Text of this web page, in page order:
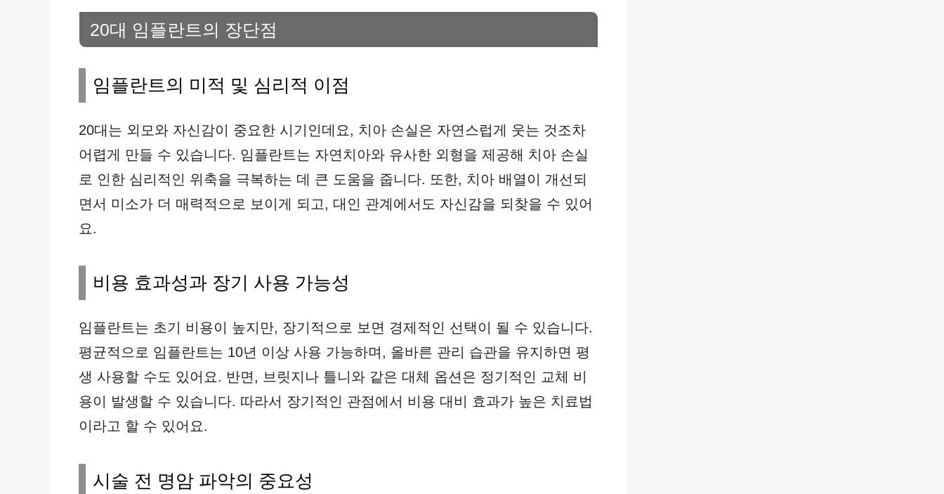
20대 임플란트의 장단점
임플란트의 미적 및 심리적 이점
20대는 외모와 자신감이 중요한 시기인데요, 치아 손실은 자연스럽게 웃는 것조차
어렵게 만들 수 있습니다. 임플란트는 자연치아와 유사한 외형을 제공해 치아 손실
로 인한 심리적인 위축을 극복하는 데 큰 도움을 줍니다. 또한, 치아 배열이 개선되
면서 미소가 더 매력적으로 보이게 되고, 대인 관계에서도 자신감을 되찾을 수 있어
요.
비용 효과성과 장기 사용 가능성
임플란트는 초기 비용이 높지만, 장기적으로 보면 경제적인 선택이 될 수 있습니다.
평균적으로 임플란트는 10년 이상 사용 가능하며, 올바른 관리 습관을 유지하면 평
생 사용할 수도 있어요. 반면, 브릿지나 틀니와 같은 대체 옵션은 정기적인 교체 비
용이 발생할 수 있습니다. 따라서 장기적인 관점에서 비용 대비 효과가 높은 치료법
이라고 할 수 있어요.
시술 전 명암 파악의 중요성